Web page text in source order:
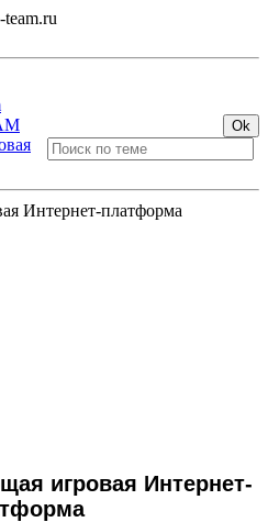
Интернет-платформа
игровая Интернет-